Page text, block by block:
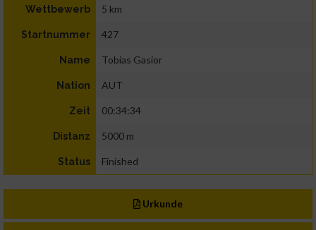
Wettbewerb 5 km
Startnummer 427
Name Tobias Gasior
Nation AUT
Zeit 00:34:34
Distanz 5000 m
Status Finished
Urkunde